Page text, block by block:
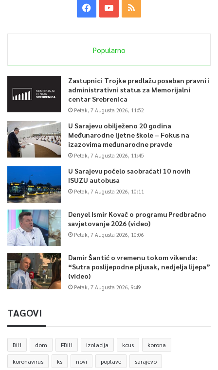
Popularno
Zastupnici Trojke predlažu poseban pravni i
administrativni status za Memorijalni
centar Srebrenica
Petak, 7 Augusta 2026, 11:52
U Sarajevu obilježeno 20 godina
Međunarodne ljetne škole – Fokus na
izazovima međunarodne pravde
Petak, 7 Augusta 2026, 11:45
U Sarajevu počelo saobraćati 10 novih
ISUZU autobusa
Petak, 7 Augusta 2026, 10:11
Denyel Ismir Kovač o programu Predbračno
savjetovanje 2026 (video)
Petak, 7 Augusta 2026, 10:06
Damir Šantić o vremenu tokom vikenda:
“Sutra poslijepodne pljusak, nedjelja lijepa”
(video)
Petak, 7 Augusta 2026, 9:49
TAGOVI
BiH dom FBiH izolacija kcus korona
koronavirus ks novi poplave sarajevo